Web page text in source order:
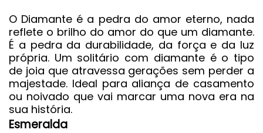
O Diamante é a pedra do amor eterno, nada
reflete o brilho do amor do que um diamante.
É a pedra da durabilidade, da força e da luz
própria. Um solitário com diamante é o tipo
de joia que atravessa gerações sem perder a
majestade. Ideal para aliança de casamento
ou noivado que vai marcar uma nova era na
sua história.
Esmeralda